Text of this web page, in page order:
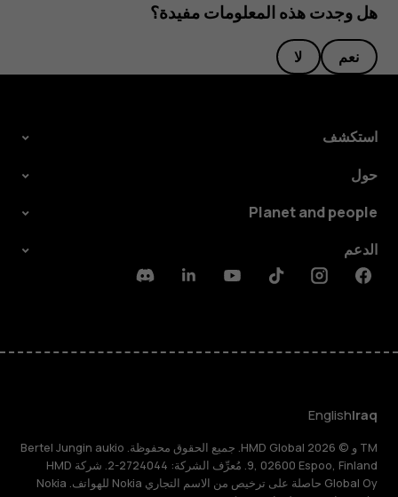
هل وجدت هذه المعلومات مفيدة؟
نعم لا
استكشف
حول
Planet and people
الدعم
Facebook
Instagram
Tiktok
Youtube
Linkedin
Discord
Iraq
English
TM و © 2026 HMD Global. جميع الحقوق محفوظة. Bertel Jungin aukio
9, 02600 Espoo, Finland. مُعرِّف الشركة: 2724044-2. شركة HMD
Global Oy حاصلة على ترخيص من الاسم التجاري Nokia للهواتف. Nokia